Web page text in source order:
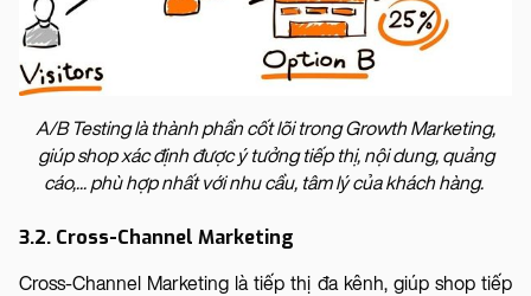
A/B Testing là thành phần cốt lõi trong Growth Marketing,
giúp shop xác định được ý tưởng tiếp thị, nội dung, quảng
cáo,... phù hợp nhất với nhu cầu, tâm lý của khách hàng.
3.2. Cross-Channel Marketing
Cross-Channel Marketing là tiếp thị đa kênh, giúp shop tiếp